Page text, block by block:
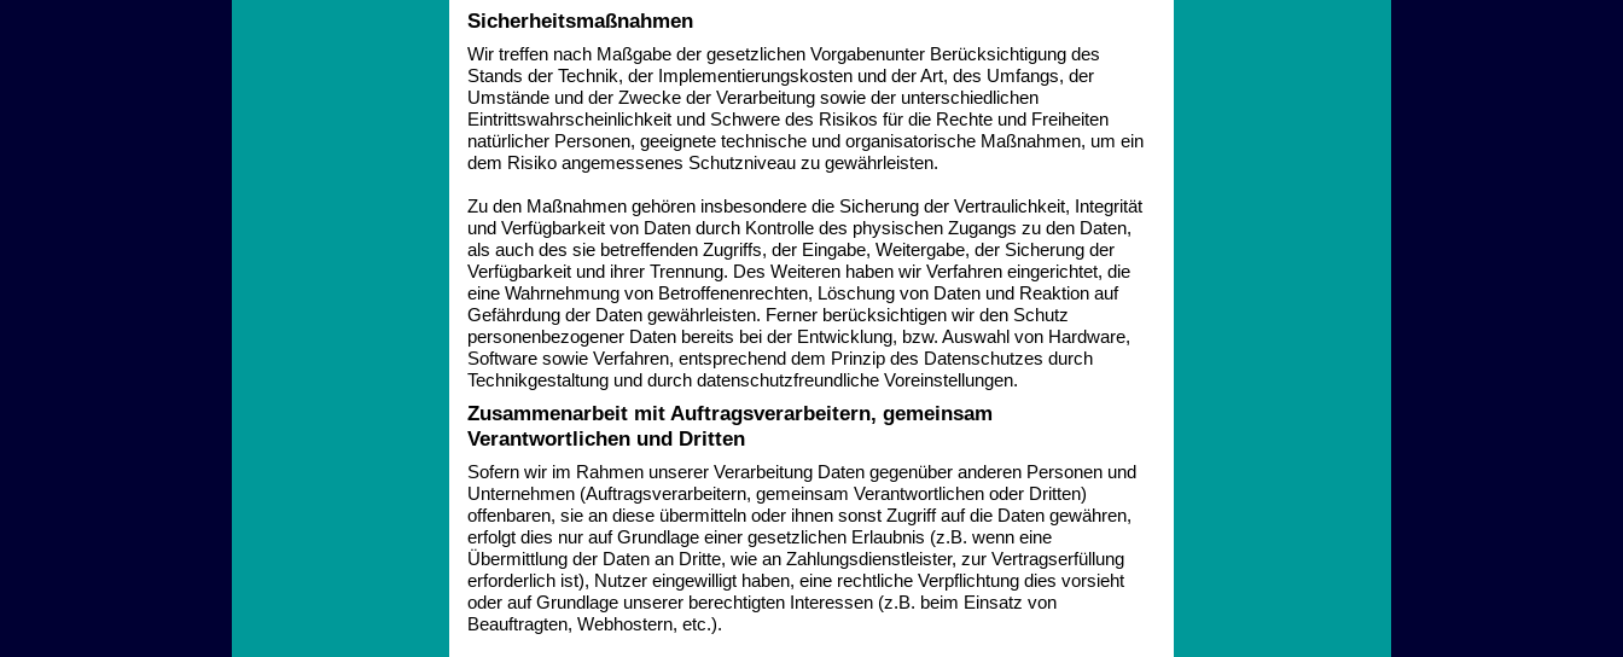
Sicherheitsmaßnahmen
Wir treffen nach Maßgabe der gesetzlichen Vorgabenunter Berücksichtigung des
Stands der Technik, der Implementierungskosten und der Art, des Umfangs, der
Umstände und der Zwecke der Verarbeitung sowie der unterschiedlichen
Eintrittswahrscheinlichkeit und Schwere des Risikos für die Rechte und Freiheiten
natürlicher Personen, geeignete technische und organisatorische Maßnahmen, um ein
dem Risiko angemessenes Schutzniveau zu gewährleisten.
Zu den Maßnahmen gehören insbesondere die Sicherung der Vertraulichkeit, Integrität
und Verfügbarkeit von Daten durch Kontrolle des physischen Zugangs zu den Daten,
als auch des sie betreffenden Zugriffs, der Eingabe, Weitergabe, der Sicherung der
Verfügbarkeit und ihrer Trennung. Des Weiteren haben wir Verfahren eingerichtet, die
eine Wahrnehmung von Betroffenenrechten, Löschung von Daten und Reaktion auf
Gefährdung der Daten gewährleisten. Ferner berücksichtigen wir den Schutz
personenbezogener Daten bereits bei der Entwicklung, bzw. Auswahl von Hardware,
Software sowie Verfahren, entsprechend dem Prinzip des Datenschutzes durch
Technikgestaltung und durch datenschutzfreundliche Voreinstellungen.
Zusammenarbeit mit Auftragsverarbeitern, gemeinsam
Verantwortlichen und Dritten
Sofern wir im Rahmen unserer Verarbeitung Daten gegenüber anderen Personen und
Unternehmen (Auftragsverarbeitern, gemeinsam Verantwortlichen oder Dritten)
offenbaren, sie an diese übermitteln oder ihnen sonst Zugriff auf die Daten gewähren,
erfolgt dies nur auf Grundlage einer gesetzlichen Erlaubnis (z.B. wenn eine
Übermittlung der Daten an Dritte, wie an Zahlungsdienstleister, zur Vertragserfüllung
erforderlich ist), Nutzer eingewilligt haben, eine rechtliche Verpflichtung dies vorsieht
oder auf Grundlage unserer berechtigten Interessen (z.B. beim Einsatz von
Beauftragten, Webhostern, etc.).